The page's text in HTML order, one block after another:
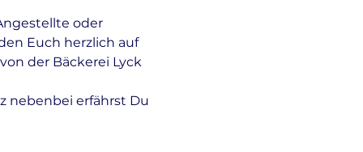
oder
Euch herzlich auf
der Bäckerei Lyck
nebenbei erfährst Du